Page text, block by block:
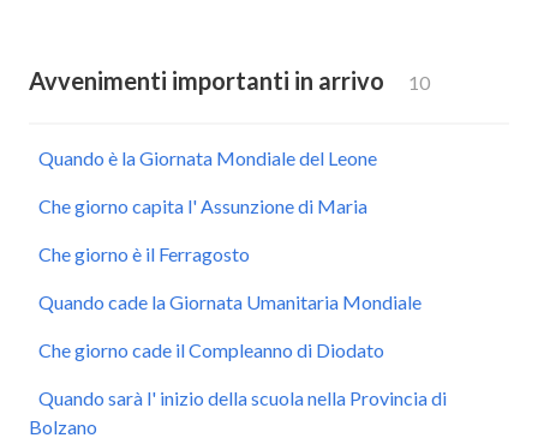
Avvenimenti importanti in arrivo 10
Quando è la Giornata Mondiale del Leone
Che giorno capita l' Assunzione di Maria
Che giorno è il Ferragosto
Quando cade la Giornata Umanitaria Mondiale
Che giorno cade il Compleanno di Diodato
Quando sarà l' inizio della scuola nella Provincia di
Bolzano